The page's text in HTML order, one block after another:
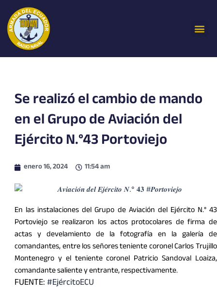
contenido
Se realizó el cambio de mando
en el Grupo de Aviación del
Ejército N.°43 Portoviejo
enero 16, 2024 11:54 am
En las instalaciones del Grupo de Aviación del Ejército N.° 43
Portoviejo se realizaron los actos protocolares de firma de
actas y develamiento de la fotografía en la galería de
comandantes, entre los señores teniente coronel Carlos Trujillo
Montenegro y el teniente coronel Patricio Sandoval Loaiza,
comandante saliente y entrante, respectivamente.
FUENTE:#EjércitoECU